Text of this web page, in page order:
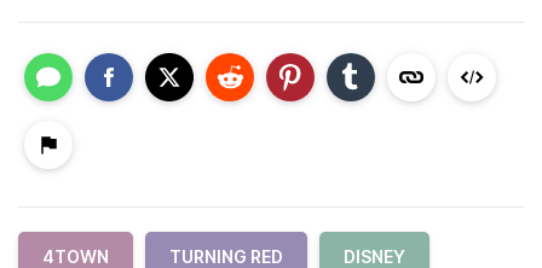
4TOWN TURNING RED DISNEY